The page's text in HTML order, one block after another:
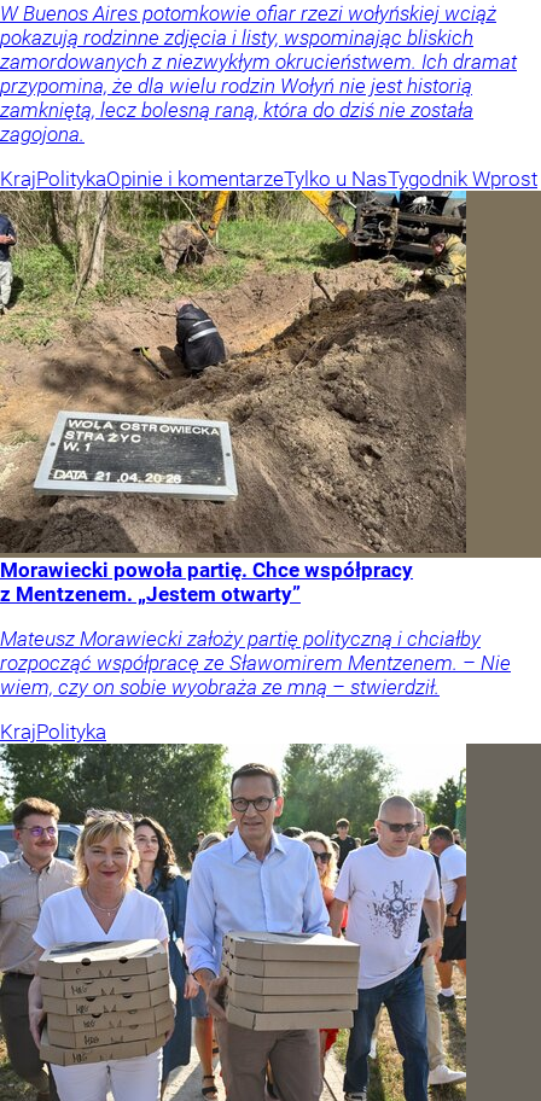
W Buenos Aires potomkowie ofiar rzezi wołyńskiej wciąż
pokazują rodzinne zdjęcia i listy, wspominając bliskich
zamordowanych z niezwykłym okrucieństwem. Ich dramat
przypomina, że dla wielu rodzin Wołyń nie jest historią
zamkniętą, lecz bolesną raną, która do dziś nie została
zagojona.
KrajPolitykaOpinie i komentarzeTylko u NasTygodnik Wprost
Morawiecki powoła partię. Chce współpracy
z Mentzenem. „Jestem otwarty”
Mateusz Morawiecki założy partię polityczną i chciałby
rozpocząć współpracę ze Sławomirem Mentzenem. – Nie
wiem, czy on sobie wyobraża ze mną – stwierdził.
KrajPolityka